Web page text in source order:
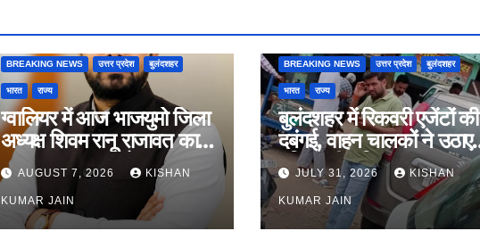
BREAKING NEWS उत्तर प्रदेश बुलंदशहर
भारत राज्य
ग्वालियर में आज भाजयुमो जिला
अध्यक्ष शिवम रानू राजावत का
पदभार ग्रहण समारोह
AUGUST 7, 2026 KISHAN
KUMAR JAIN
BREAKING NEWS उत्तर प्रदेश बुलंदशहर
भारत राज्य
बुलंदशहर में रिकवरी एजेंटों की
दबंगई, वाहन चालकों ने उठाए
पुलिस की भूमिका पर सवाल
JULY 31, 2026 KISHAN
KUMAR JAIN